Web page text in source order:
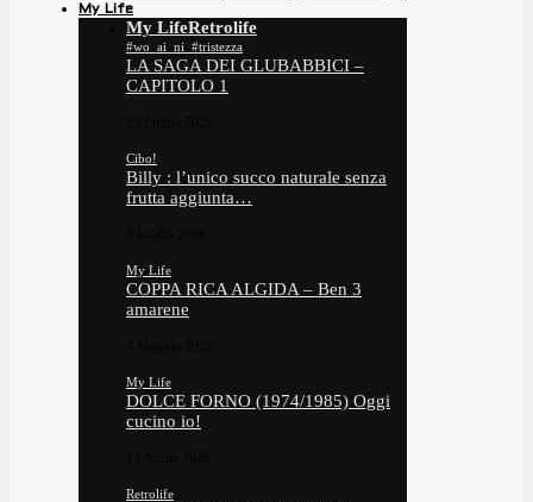
My Life
My LifeRetrolife
#wo_ai_ni_#tristezza
LA SAGA DEI GLUBABBICI –
CAPITOLO 1
Cibo!
Billy : l’unico succo naturale senza
frutta aggiunta…
My Life
COPPA RICA ALGIDA – Ben 3
amarene
My Life
DOLCE FORNO (1974/1985) Oggi
cucino io!
Retrolife